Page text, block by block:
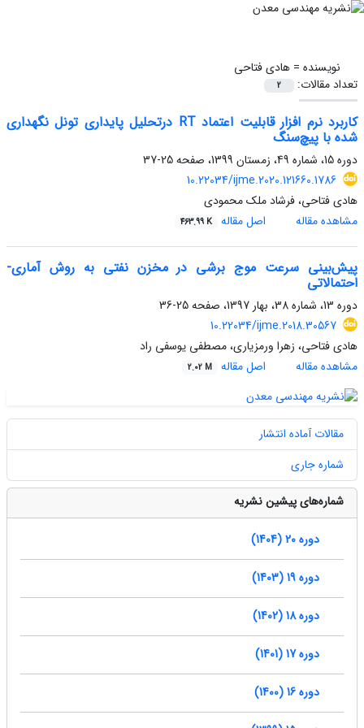
نویسنده =هادی فتاحی
تعداد مقالات:
2
کاربرد نرم افزار قابلیت اعتماد RT درتحلیل پایداری تونل‌ نگهداری
شده با پیچ‌سنگ
دوره 15، شماره 49، زمستان 1399، صفحه
25-37
10.22034/ijme.2020.121660.1786
هادی فتاحی، فرشاد ملک محمودی
مشاهده مقاله
اصل مقاله 463.99 K
پیش‌بینی سرعت موج برشی در مخزن نفتی به روش آماری-
احتمالاتی
دوره 13، شماره 38، بهار 1397، صفحه
25-36
10.22034/ijme.2018.30567
هادی فتاحی، زهرا ورمزیاری، مصطفی یوسفی راد
مشاهده مقاله
اصل مقاله 2.02 M
مقالات آماده انتشار
شماره جاری
شماره‌های پیشین نشریه
دوره 20 (1404)
دوره 19 (1403)
دوره 18 (1402)
دوره 17 (1401)
دوره 16 (1400)